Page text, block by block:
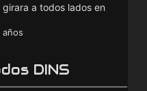
a todos lados en
años
DINS